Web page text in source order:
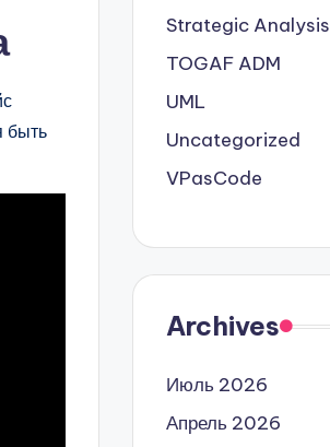
быть
Strategic Analysis
TOGAF ADM
UML
Uncategorized
VPasCode
Archives
Июль 2026
Апрель 2026